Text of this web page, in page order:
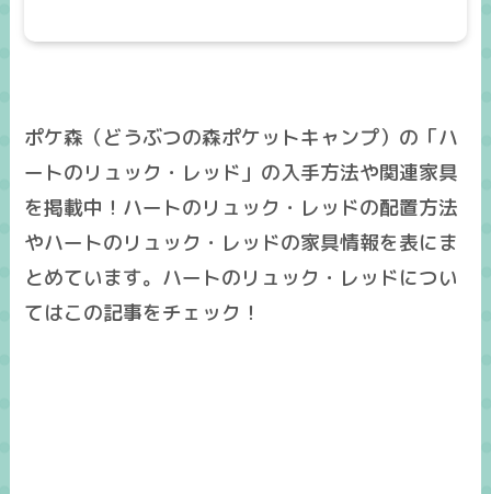
ポケ森（どうぶつの森ポケットキャンプ）の「ハ
ートのリュック・レッド」の入手方法や関連家具
を掲載中！ハートのリュック・レッドの配置方法
やハートのリュック・レッドの家具情報を表にま
とめています。ハートのリュック・レッドについ
てはこの記事をチェック！